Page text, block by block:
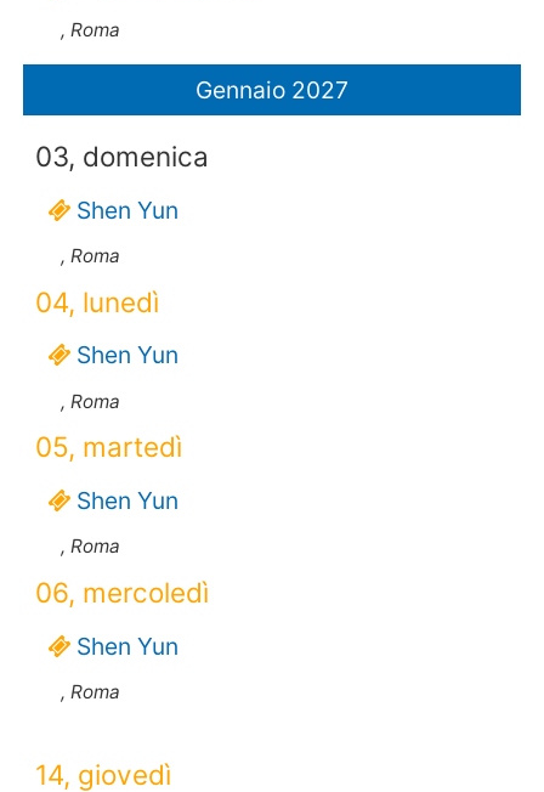
, Roma
Gennaio 2027
03, domenica
Shen Yun
, Roma
04, lunedì
Shen Yun
, Roma
05, martedì
Shen Yun
, Roma
06, mercoledì
Shen Yun
, Roma
14, giovedì